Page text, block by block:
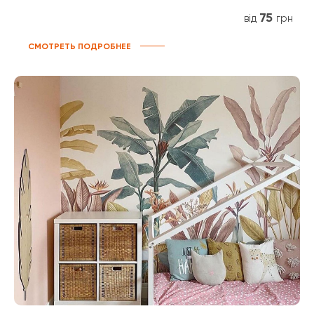
від 75 грн
СМОТРЕТЬ ПОДРОБНЕЕ